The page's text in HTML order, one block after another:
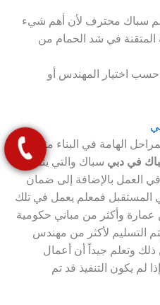
سباك محترف لأن أهم شيء
المتقنة في شد الحمام من
اختيار المهندس أو
الهامة في البناء مثل
في دبي سباك والتي يتملك
في العمل بالإضافة إلى ضمان
المستقبل فمعلم يعمل في تلك
عمارة وأكثر من مباني حكومية
التسليم لأكثر من مهندس
وتعلم جيداً أن أعمال
لم يكون التنفيذ قد تم